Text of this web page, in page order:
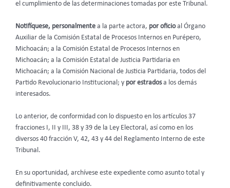
el cumplimiento de las determinaciones tomadas por este Tribunal.
Notifíquese, personalmente a la parte actora, por oficioal Órgano
Auxiliar de la Comisión Estatal de Procesos Internos en Purépero,
Michoacán; a la Comisión Estatal de Procesos Internos en
Michoacán; a la Comisión Estatal de Justicia Partidaria en
Michoacán; a la Comisión Nacional de Justicia Partidaria, todos del
Partido Revolucionario Institucional; y por estradosa los demás
interesados.
Lo anterior, de conformidad con lo dispuesto en los artículos 37
fracciones I, II y III, 38 y 39 de la Ley Electoral, así como en los
diversos 40 fracción V, 42, 43 y 44 del Reglamento Interno de este
Tribunal.
En su oportunidad, archívese este expediente como asunto total y
definitivamente concluido.